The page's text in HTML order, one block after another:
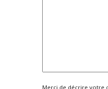
Merci de décrire votre